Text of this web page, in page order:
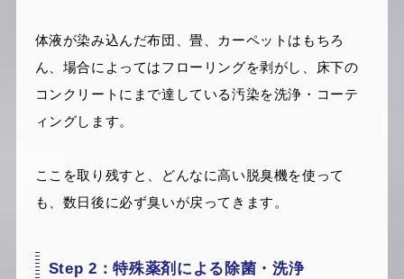
体液が染み込んだ布団、畳、カーペットはもちろ
ん、場合によってはフローリングを剥がし、床下の
コンクリートにまで達している汚染を洗浄・コーテ
ィングします。
ここを取り残すと、どんなに高い脱臭機を使って
も、数日後に必ず臭いが戻ってきます。
Step 2：特殊薬剤による除菌・洗浄